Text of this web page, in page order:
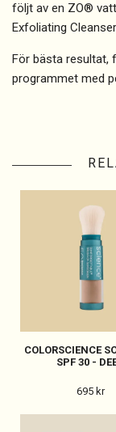
följt av en ZO®
Exfoliating
För bästa resultat,
programmet med
COLORSCIENCE
SPF 30 -
695 kr